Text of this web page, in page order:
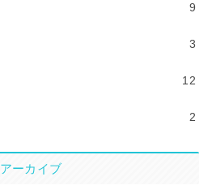
9
3
12
2
アーカイブ